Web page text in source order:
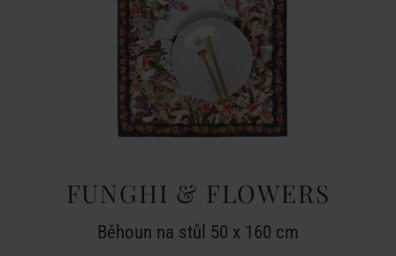
FUNGHI & FLOWERS
Běhoun na stůl 50 x 160 cm